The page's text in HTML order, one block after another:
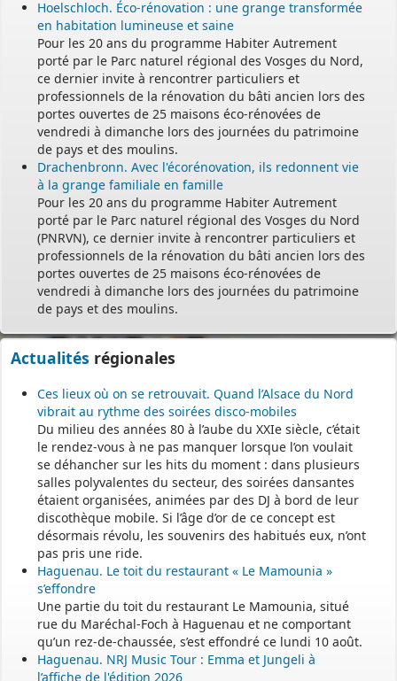
Hoelschloch. Éco-rénovation : une grange transformée
en habitation lumineuse et saine
Pour les 20 ans du programme Habiter Autrement
porté par le Parc naturel régional des Vosges du Nord,
ce dernier invite à rencontrer particuliers et
professionnels de la rénovation du bâti ancien lors des
portes ouvertes de 25 maisons éco-rénovées de
vendredi à dimanche lors des journées du patrimoine
de pays et des moulins.
Drachenbronn. Avec l'écorénovation, ils redonnent vie
à la grange familiale en famille
Pour les 20 ans du programme Habiter Autrement
porté par le Parc naturel régional des Vosges du Nord
(PNRVN), ce dernier invite à rencontrer particuliers et
professionnels de la rénovation du bâti ancien lors des
portes ouvertes de 25 maisons éco-rénovées de
vendredi à dimanche lors des journées du patrimoine
de pays et des moulins.
Actualités régionales
Ces lieux où on se retrouvait. Quand l’Alsace du Nord
vibrait au rythme des soirées disco-mobiles
Du milieu des années 80 à l’aube du XXIe siècle, c’était
le rendez-vous à ne pas manquer lorsque l’on voulait
se déhancher sur les hits du moment : dans plusieurs
salles polyvalentes du secteur, des soirées dansantes
étaient organisées, animées par des DJ à bord de leur
discothèque mobile. Si l’âge d’or de ce concept est
désormais révolu, les souvenirs des habitués eux, n’ont
pas pris une ride.
Haguenau. Le toit du restaurant « Le Mamounia »
s’effondre
Une partie du toit du restaurant Le Mamounia, situé
rue du Maréchal-Foch à Haguenau et ne comportant
qu’un rez-de-chaussée, s’est effondré ce lundi 10 août.
Haguenau. NRJ Music Tour : Emma et Jungeli à
l’affiche de l'édition 2026